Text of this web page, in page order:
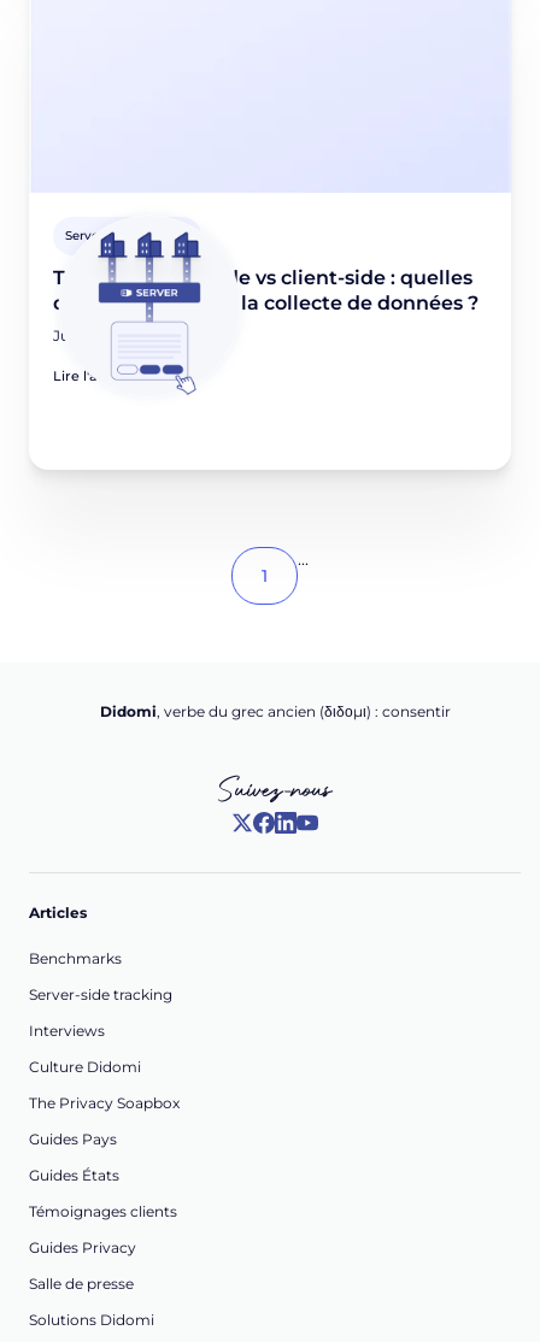
Server-side tracking
Tagging server-side vs client-side : quelles
différences lors de la collecte de données ?
July 22, 2021
Lire l'article
1
...
Didomi, verbe du grec ancien (δ‌‌ιδο‌μι) : consentir
Suivez-nous
Articles
Benchmarks
Server-side tracking
Interviews
Culture Didomi
The Privacy Soapbox
Guides Pays
Guides États
Témoignages clients
Guides Privacy
Salle de presse
Solutions Didomi